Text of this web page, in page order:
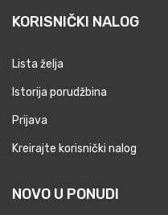
KORISNIČKI NALOG
Lista želja
Istorija porudžbina
Prijava
Kreirajte korisnički nalog
NOVO U PONUDI